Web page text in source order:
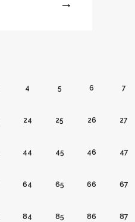
4 5 6 7
24 25 26 27
44 45 46 47
64 65 66 67
84 85 86 87